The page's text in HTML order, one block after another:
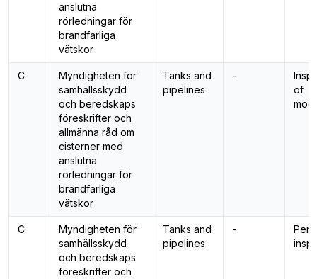
anslutna
rörledningar för
brandfarliga
vätskor
C
Myndigheten för
samhällsskydd
och beredskaps
föreskrifter och
allmänna råd om
cisterner med
anslutna
rörledningar för
brandfarliga
vätskor
Tanks and
pipelines
-
of
C
Myndigheten för
samhällsskydd
och beredskaps
föreskrifter och
Tanks and
pipelines
-